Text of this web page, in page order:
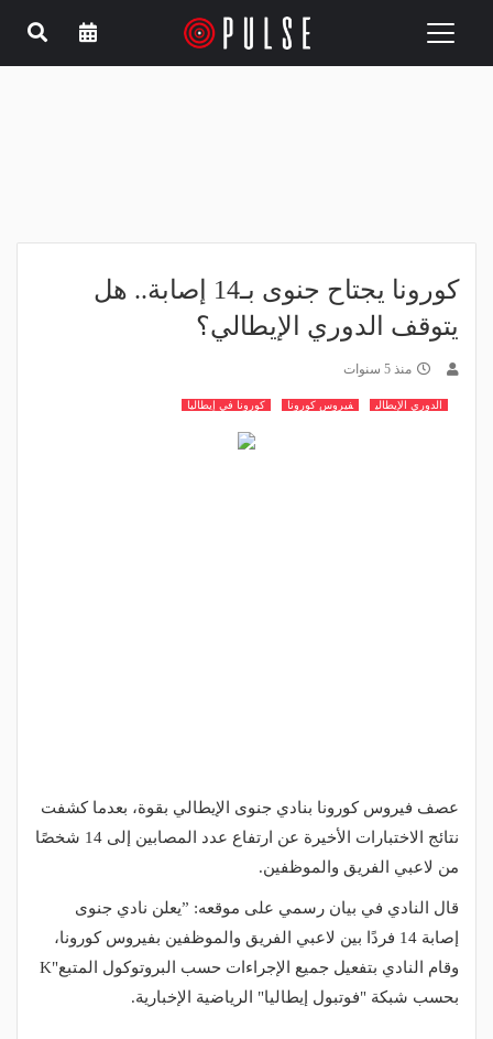
Toggle
كورونا يجتاح جنوى بـ14 إصابة.. هل
يتوقف الدوري الإيطالي؟
منذ 5 سنوات
الدوري الإيطالي فيروس كورونا كورونا في إيطاليا
عصف فيروس كورونا بنادي جنوى الإيطالي بقوة، بعدما كشفت
نتائج الاختبارات الأخيرة عن ارتفاع عدد المصابين إلى 14 شخصًا
من لاعبي الفريق والموظفين.
قال النادي في بيان رسمي على موقعه: ”يعلن نادي جنوى
إصابة 14 فردًا بين لاعبي الفريق والموظفين بفيروس كورونا،
وقام النادي بتفعيل جميع الإجراءات حسب البروتوكول المتبع"K
بحسب شبكة "فوتبول إيطاليا" الرياضية الإخبارية.